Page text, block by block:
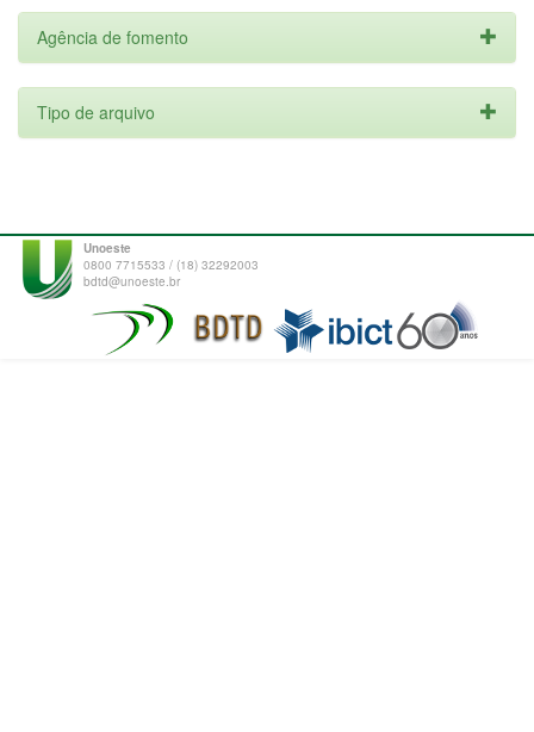
Agência de fomento
Tipo de arquivo
Unoeste
0800 7715533 / (18) 32292003
bdtd@unoeste.br